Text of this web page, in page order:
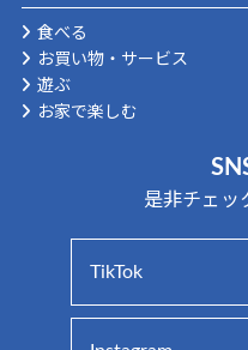
食べる
お買い物・サービス
遊ぶ
お家で楽しむ
是非チェッ
TikTok